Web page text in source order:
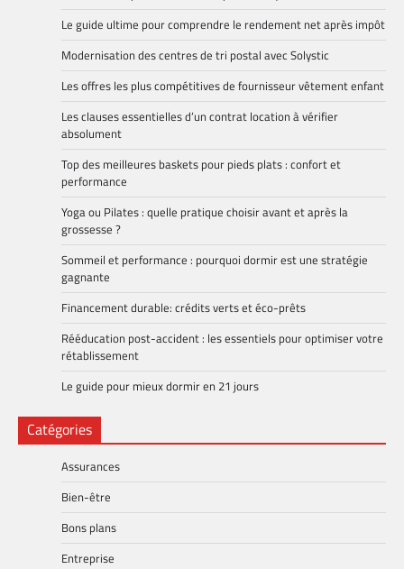
Le guide ultime pour comprendre le rendement net après impôt
Modernisation des centres de tri postal avec Solystic
Les offres les plus compétitives de fournisseur vêtement enfant
Les clauses essentielles d’un contrat location à vérifier
absolument
Top des meilleures baskets pour pieds plats : confort et
performance
Yoga ou Pilates : quelle pratique choisir avant et après la
grossesse ?
Sommeil et performance : pourquoi dormir est une stratégie
gagnante
Financement durable: crédits verts et éco-prêts
Rééducation post-accident : les essentiels pour optimiser votre
rétablissement
Le guide pour mieux dormir en 21 jours
Catégories
Assurances
Bien-être
Bons plans
Entreprise